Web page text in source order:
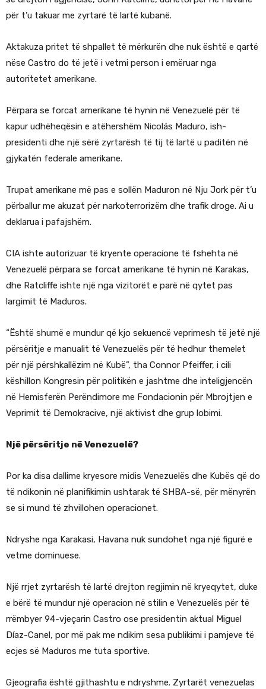
për t’u takuar me zyrtarë të lartë kubanë.
Aktakuza pritet të shpallet të mërkurën dhe nuk është e qartë
nëse Castro do të jetë i vetmi person i emëruar nga
autoritetet amerikane.
Përpara se forcat amerikane të hynin në Venezuelë për të
kapur udhëheqësin e atëhershëm Nicolás Maduro, ish-
presidenti dhe një sërë zyrtarësh të tij të lartë u paditën në
gjykatën federale amerikane.
Trupat amerikane më pas e sollën Maduron në Nju Jork për t’u
përballur me akuzat për narkoterrorizëm dhe trafik droge. Ai u
deklarua i pafajshëm.
CIA ishte autorizuar të kryente operacione të fshehta në
Venezuelë përpara se forcat amerikane të hynin në Karakas,
dhe Ratcliffe ishte një nga vizitorët e parë në qytet pas
largimit të Maduros.
“Është shumë e mundur që kjo sekuencë veprimesh të jetë një
përsëritje e manualit të Venezuelës për të hedhur themelet
për një përshkallëzim në Kubë”, tha Connor Pfeiffer, i cili
këshillon Kongresin për politikën e jashtme dhe inteligjencën
në Hemisferën Perëndimore me Fondacionin për Mbrojtjen e
Veprimit të Demokracive, një aktivist dhe grup lobimi.
Një përsëritje në Venezuelë?
Por ka disa dallime kryesore midis Venezuelës dhe Kubës që do
të ndikonin në planifikimin ushtarak të SHBA-së, për mënyrën
se si mund të zhvillohen operacionet.
Ndryshe nga Karakasi, Havana nuk sundohet nga një figurë e
vetme dominuese.
Një rrjet zyrtarësh të lartë drejton regjimin në kryeqytet, duke
e bërë të mundur një operacion në stilin e Venezuelës për të
rrëmbyer 94-vjeçarin Castro ose presidentin aktual Miguel
Díaz-Canel, por më pak me ndikim sesa publikimi i pamjeve të
ecjes së Maduros me tuta sportive.
Gjeografia është gjithashtu e ndryshme. Zyrtarët venezuelas